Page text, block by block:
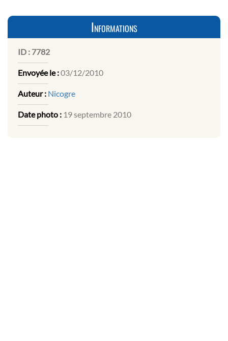
Informations
ID : 7782
Envoyée le :03/12/2010
Auteur : Nicogre
Date photo : 19 septembre 2010